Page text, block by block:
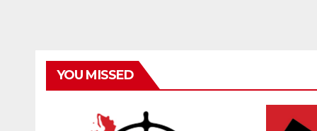
YOU MISSED